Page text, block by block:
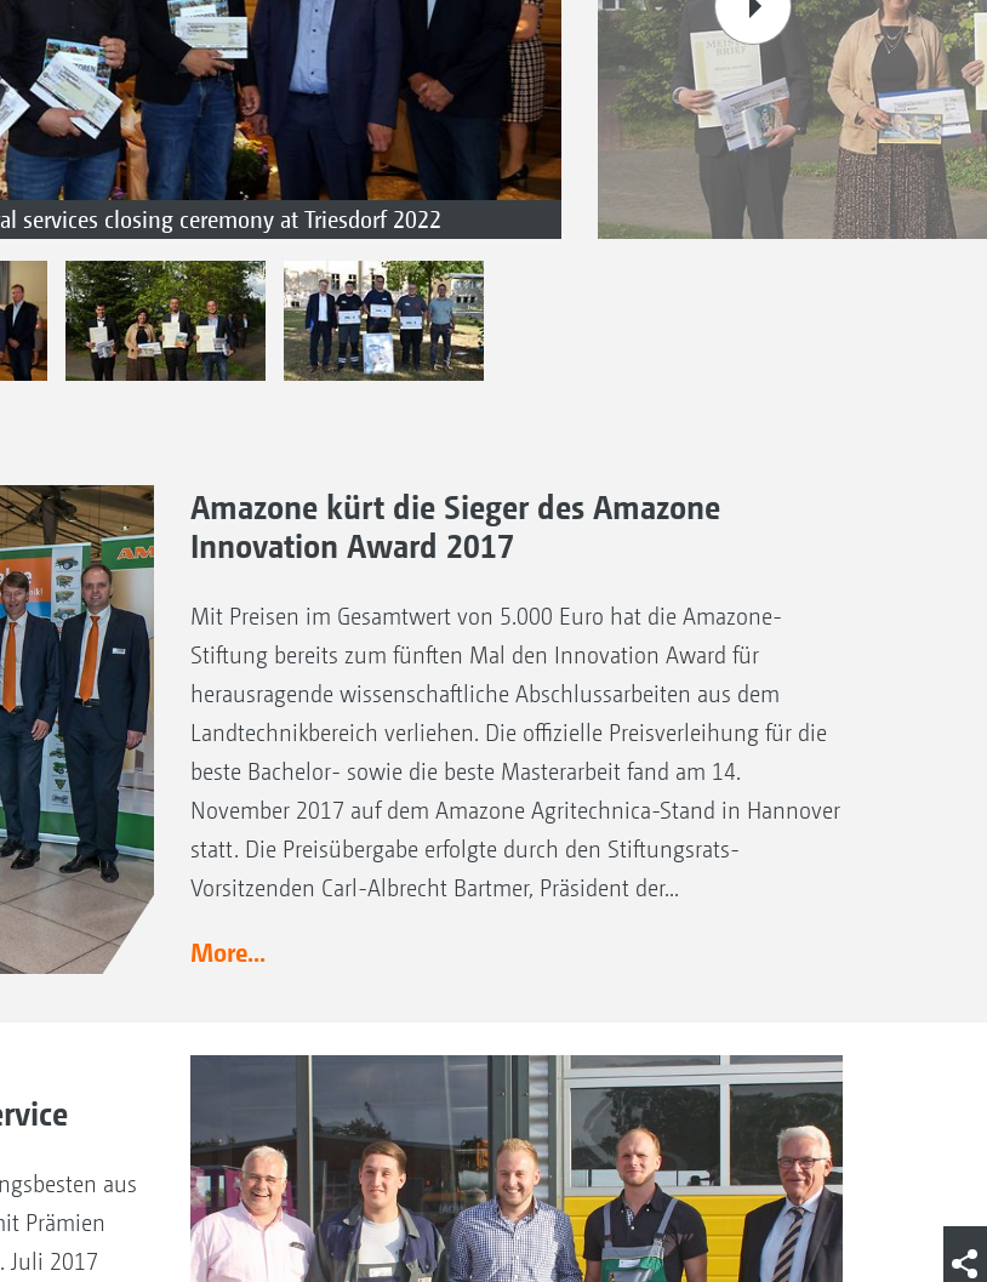
services closing ceremony at Triesdorf 2022
Amazone kürt die Sieger des Amazone
Innovation Award 2017
Mit Preisen im Gesamtwert von 5.000 Euro hat die Amazone-
Stiftung bereits zum fünften Mal den Innovation Award für
herausragende wissenschaftliche Abschlussarbeiten aus dem
Landtechnikbereich verliehen. Die offizielle Preisverleihung für die
beste Bachelor- sowie die beste Masterarbeit fand am 14.
November 2017 auf dem Amazone Agritechnica-Stand in Hannover
statt. Die Preisübergabe erfolgte durch den Stiftungsrats-
Vorsitzenden Carl-Albrecht Bartmer, Präsident der...
More...
aus
Prämien
Juli 2017